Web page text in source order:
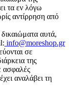
τα εν λόγω
αντίρρηση από
αυτά,
info@moreshop.gr
σε
της
ασφαλές
αναλάβει τη